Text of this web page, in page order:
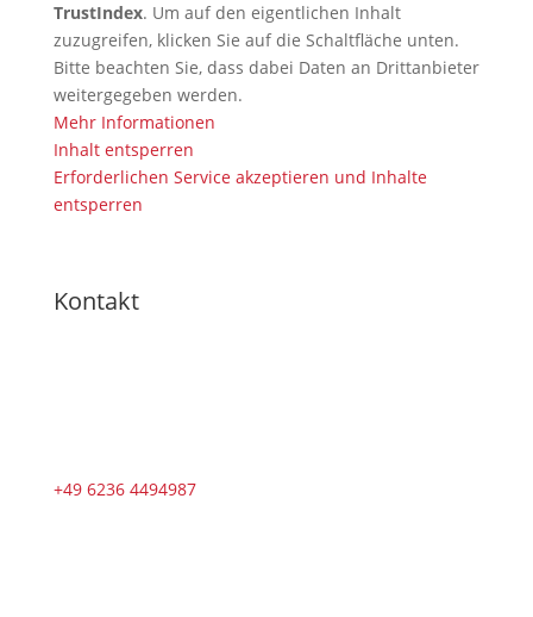
TrustIndex. Um auf den eigentlichen Inhalt
zuzugreifen, klicken Sie auf die Schaltfläche unten.
Bitte beachten Sie, dass dabei Daten an Drittanbieter
weitergegeben werden.
Mehr Informationen
Inhalt entsperren
Erforderlichen Service akzeptieren und Inhalte
entsperren
Kontakt
+49 6236 4494987